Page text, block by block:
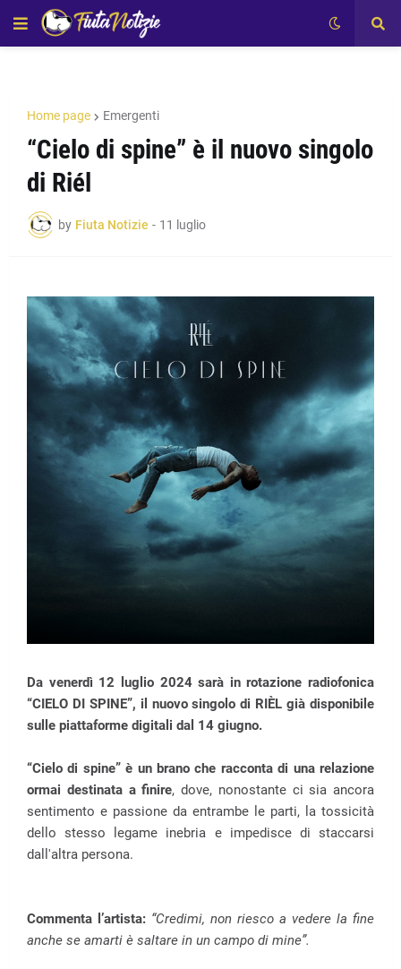
Home page Emergenti
“Cielo di spine” è il nuovo singolo
di Riél
by Fiuta Notizie - 11 luglio
Da venerdì 12 luglio 2024 sarà in rotazione radiofonica
“CIELO DI SPINE”, il nuovo singolo di RIÈL già disponibile
sulle piattaforme digitali dal 14 giugno.
“Cielo di spine” è un brano che racconta di una relazione
ormai destinata a finire, dove, nonostante ci sia ancora
sentimento e passione da entrambe le parti, la tossicità
dello stesso legame inebria e impedisce di staccarsi
dall'altra persona.
Commenta l’artista: “Credimi, non riesco a vedere la fine
anche se amarti è saltare in un campo di mine”.